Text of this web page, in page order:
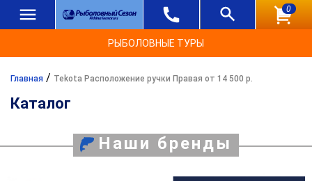
0
РЫБОЛОВНЫЕ ТУРЫ
Главная / Tekota Расположение ручки Правая от 14 500 р.
Каталог
Наши бренды